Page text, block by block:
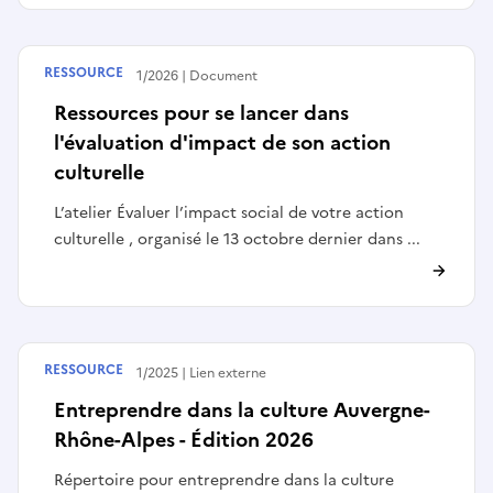
Ressources pour se lancer dans
l'évaluation d'impact de son action
culturelle
L’atelier Évaluer l’impact social de votre action
culturelle , organisé le 13 octobre dernier dans ...
Publié le07/01/2026 Document
RESSOURCE
Entreprendre dans la culture Auvergne-
Rhône-Alpes - Édition 2026
Répertoire pour entreprendre dans la culture
Publié le27/11/2025 Lien externe
RESSOURCE